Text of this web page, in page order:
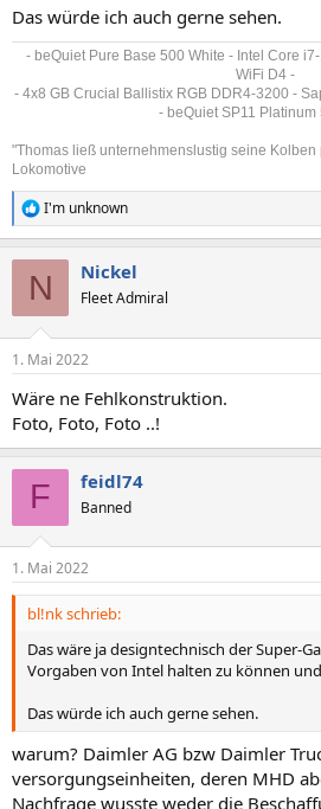
Das würde ich auch gerne sehen.
- beQuiet Pure Base 500 White - Intel Core
WiFi D4 -
- 4x8 GB Crucial Ballistix RGB DDR4-3200 -
- beQuiet SP11 Platinum
"Thomas ließ unternehmenslustig seine Kolben
Lokomotive
R
e
e
:
I'm unknown
N Nickel
Fleet Admiral
1. Mai 2022
Wäre ne Fehlkonstruktion.
Foto, Foto, Foto ..!
F feidl74
Banned
1. Mai 2022
bl!nk schrieb:
Das wäre ja designtechnisch der Super-
Vorgaben von Intel halten zu können
Das würde ich auch gerne sehen.
warum? Daimler AG bzw Daimler
versorgungseinheiten, deren MHD
Nachfrage wusste weder die